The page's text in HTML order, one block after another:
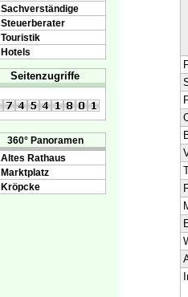
Sachverständige
Steuerberater
Touristik
Hotels
Seitenzugriffe
360° Panoramen
Altes Rathaus
Marktplatz
Kröpcke